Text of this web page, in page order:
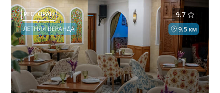
9.7
РЕСТОРАН
9.5 км
ЛЕТНЯЯ ВЕРАНДА